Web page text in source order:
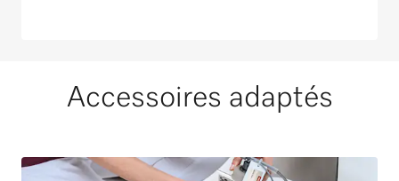
Accessoires adaptés